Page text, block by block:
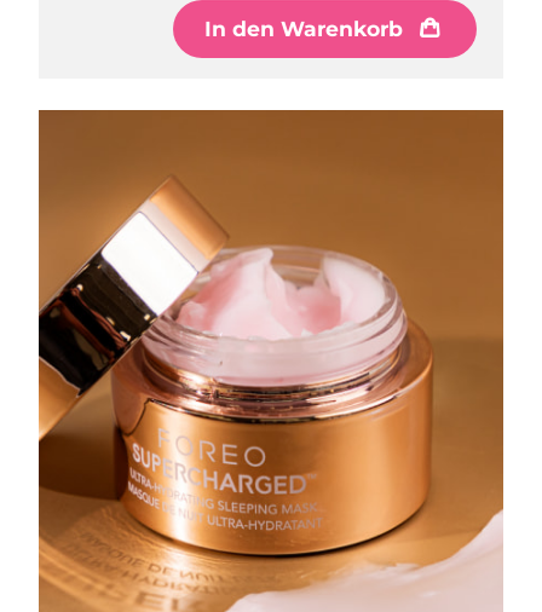
In den Warenkorb
In den Warenkorb